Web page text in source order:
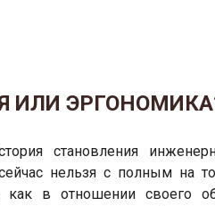
ИЛИ
становления
нельзя с полным на
как в отношении своего